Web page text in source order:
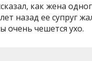
как жена
назад ее супруг
очень чешется ухо.